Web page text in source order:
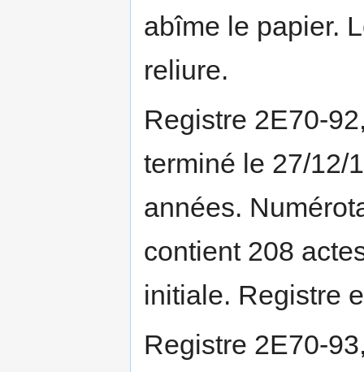
abîme le papier.
reliure.
Registre 2E70-
terminé le 27/12/
années.
contient 208
initiale. Registre
Registre 2E70-